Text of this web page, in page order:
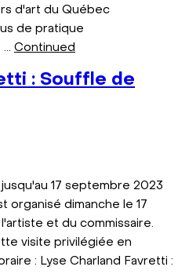
d'art du Québec
de pratique
Continued
: Souffle de
17 septembre 2023
organisé dimanche le 17
et du commissaire.
visite privilégiée en
: Lyse Charland Favretti :